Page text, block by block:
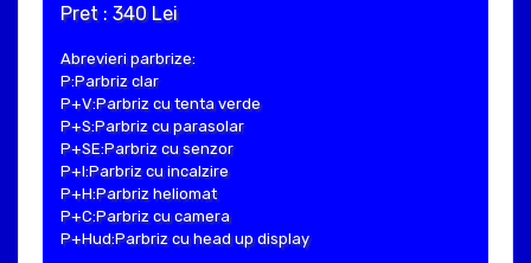
Pret : 340 Lei
Abrevieri parbrize:
P:Parbriz clar
P+V:Parbriz cu tenta verde
P+S:Parbriz cu parasolar
P+SE:Parbriz cu senzor
P+I:Parbriz cu incalzire
P+H:Parbriz heliomat
P+C:Parbriz cu camera
P+Hud:Parbriz cu head up display